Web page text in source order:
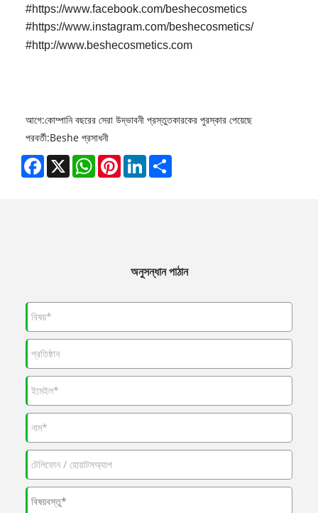
#https://www.facebook.com/beshecosmetics
#https://www.instagram.com/beshecosmetics/
#http://www.beshecosmetics.com
আগে:কোম্পানি বছরের সেরা উদ্ভাবনী প্রস্তুতকারকের পুরস্কার পেয়েছে
পরবর্তী:Beshe প্রসাধনী
Facebook
X WhatsAppPinterestLinkedInShare
অনুসন্ধান পাঠান